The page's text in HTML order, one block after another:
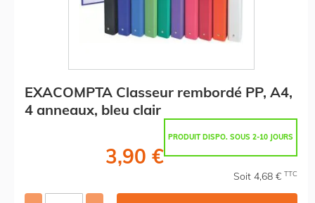
EXACOMPTA Classeur rembordé PP, A4,
4 anneaux, bleu clair
PRODUIT DISPO. SOUS 2-10 JOURS
3,90 €
Soit 4,68 € TTC